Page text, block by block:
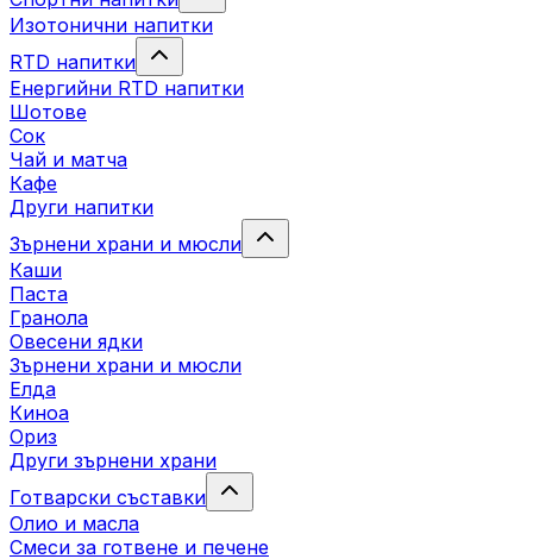
Изотонични напитки
RTD напитки
Енергийни RTD напитки
Шотове
Сок
Чай и матча
Кафе
Други напитки
Зърнени храни и мюсли
Каши
Паста
Гранола
Овесени ядки
Зърнени храни и мюсли
Елда
Киноа
Ориз
Други зърнени храни
Готварски съставки
Олио и масла
Смеси за готвене и печене